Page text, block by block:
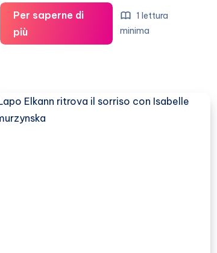
Per saperne di
piùLapo
Elkann
Ashkenazi
si
1 lettura
minima